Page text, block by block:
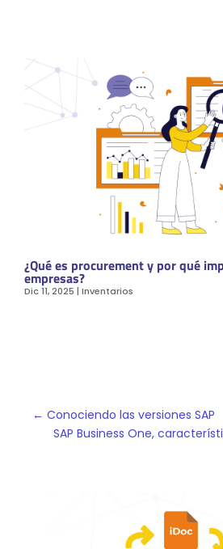
¿Qué es procurement y por qué
empresas?
Dic 11, 2025 |Inventarios
←Conociendo las versiones SAP
SAP Business One,